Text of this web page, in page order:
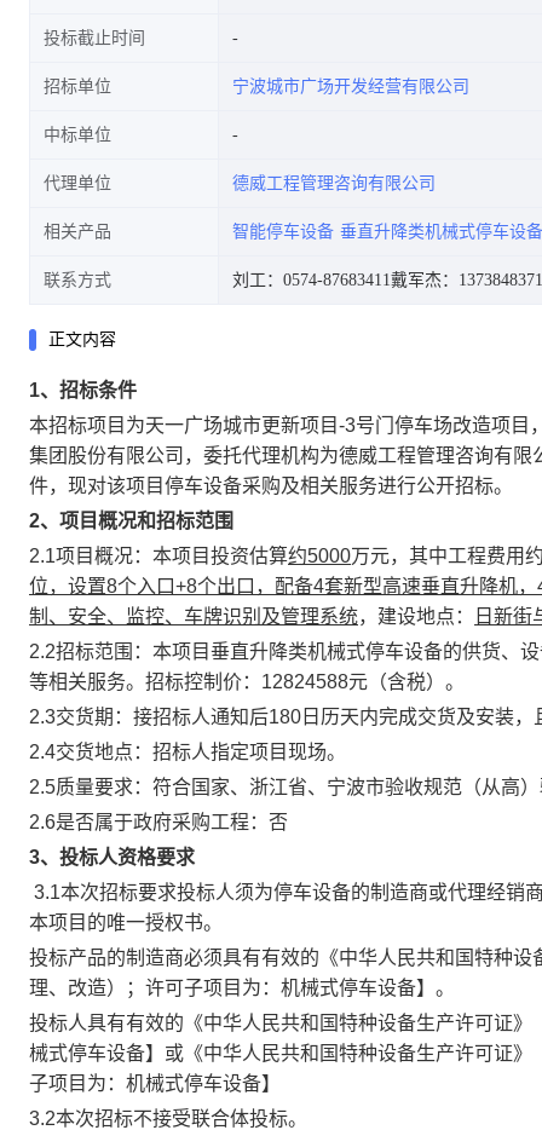
投标截止时间
招标单位 宁波城市广场开发经营有限公司
中标单位
代理单位 德威工程管理咨询有限公司
相关产品 智能停车设备 垂直升降类机械式停车设备
联系方式 刘工：0574-87683411戴军杰：
正文内容
1、 招标条件
本招标项目为天一广场城市更新项目-3号门停车场改造项目
集团股份有限公司 ，委托代理机构为德威工程管理咨询有限
件，现对该项目停车设备采购及相关服务进行公开招标。
2、项目概况和招标范围
2.1项目概况： 本项目投资估算约5000万元，其中工程费用
位，设置8个入口+8个出口，配备4套新型高速垂直升降机
制、安全、监控、车牌识别及管理系统，建设地点：
日新街
2.2招标范围： 本项目垂直升降类机械式停车设备的供货、
等相关服务。招标控制价： 12824588元（含税）。
2.3交货期： 接招标人通知后180日历天内完成交货及安装
2.4交货地点：招标人指定项目现场。
2.5质量要求： 符合国家、浙江省、宁波市验收规范（从高
2.6是否属于政府采购工程：否
3、投标人资格要求
3.1本次招标要求投标人须为停车设备的制造商或代理经销
本项目的唯一授权书。
投标产品的制造商必须具有有效的《中华人民共和国特种
理、改造）；许可子项目为：机械式停车设备】。
投标人具有有效的《中华人民共和国特种设备生产许可证
械式停车设备】或《中华人民共和国特种设备生产许可证
子项目为：机械式停车设备】
3.2本次招标不接受联合体投标。